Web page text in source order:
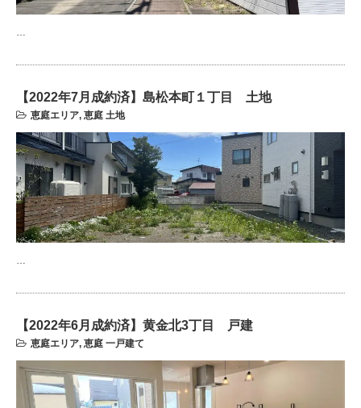
【2022年7月成約済】島松本町１丁目 土地
恵庭エリア, 恵庭 土地
…
【2022年6月成約済】黄金北3丁目 戸建
恵庭エリア, 恵庭 一戸建て